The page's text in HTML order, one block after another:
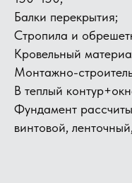
Балки перекрытия;
​Стропила и
Кровельный
Монтажно-
В теплый
Фундамент
винтовой,